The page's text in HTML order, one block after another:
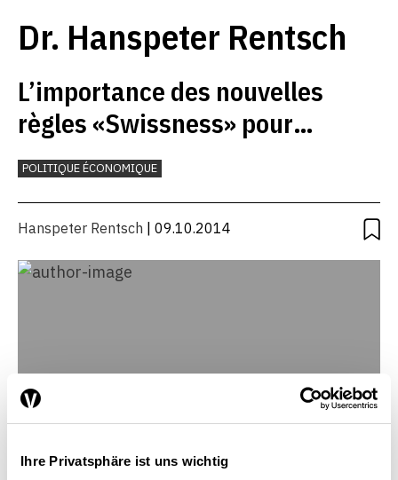
Ihre Privatsphäre ist uns wichtig
Dr. Hanspeter Rentsch
L’importance des nouvelles
règles «Swissness» pour
l’industrie horlogère
POLITIQUE ÉCONOMIQUE
Hanspeter Rentsch | 09.10.2014